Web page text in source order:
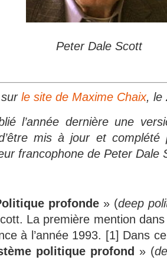
Peter Dale Scott
le site de Maxime Chaix, le
l’année dernière une
mis à jour et complété
francophone de Peter Dale
profonde » (deep
La première mention
à l’année 1993. [1] Dans
politique profond » (